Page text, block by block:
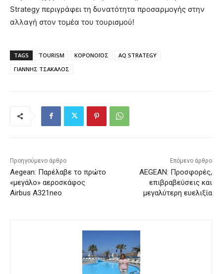
Strategy περιγράφει τη δυνατότητα προσαρμογής στην
αλλαγή στον τομέα του τουρισμού!
TAGS TOURISM ΚΟΡΟΝΟΪΟΣ
AQ STRATEGY
ΓΙΑΝΝΗΣ ΤΣΑΚΑΛΟΣ
Προηγούμενο άρθρο
Aegean: Παρέλαβε το πρώτο
«μεγάλο» αεροσκάφος
Airbus A321neo
Επόμενο άρθρο
AEGEAN: Προσφορές,
επιβραβεύσεις και
μεγαλύτερη ευελιξία